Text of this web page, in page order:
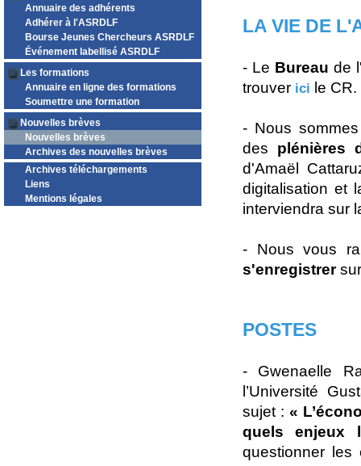
Annuaire des adhérents
Adhérer à l'ASRDLF
Bourse Jeunes Chercheurs ASRDLF
Événement labellisé ASRDLF
Les formations
Annuaire en ligne des formations
Soumettre une formation
Nouvelles brèves
Nouvelles brèves
Archives des nouvelles brèves
Archives téléchargements
Liens
Mentions légales
LA VIE DE
- Le Bureau de
trouver ici le CR.
- Nous
des plénières
d'Amaël
digitalisation et
interviendra sur
- Nous vous
s'enregistrer
POSTES
- Gwenaelle
l’Université
sujet : «
quels enjeux
questionner les